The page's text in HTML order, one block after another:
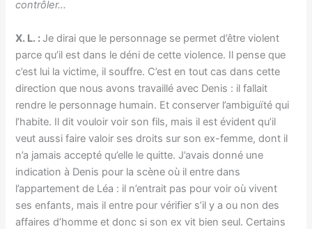
contrôler…
X. L. : Je dirai que le personnage se permet d’être violent
parce qu’il est dans le déni de cette violence. Il pense que
c’est lui la victime, il souffre. C’est en tout cas dans cette
direction que nous avons travaillé avec Denis : il fallait
rendre le personnage humain. Et conserver l’ambiguïté qui
l’habite. Il dit vouloir voir son fils, mais il est évident qu’il
veut aussi faire valoir ses droits sur son ex-femme, dont il
n’a jamais accepté qu’elle le quitte. J’avais donné une
indication à Denis pour la scène où il entre dans
l’appartement de Léa : il n’entrait pas pour voir où vivent
ses enfants, mais il entre pour vérifier s’il y a ou non des
affaires d’homme et donc si son ex vit bien seul. Certains